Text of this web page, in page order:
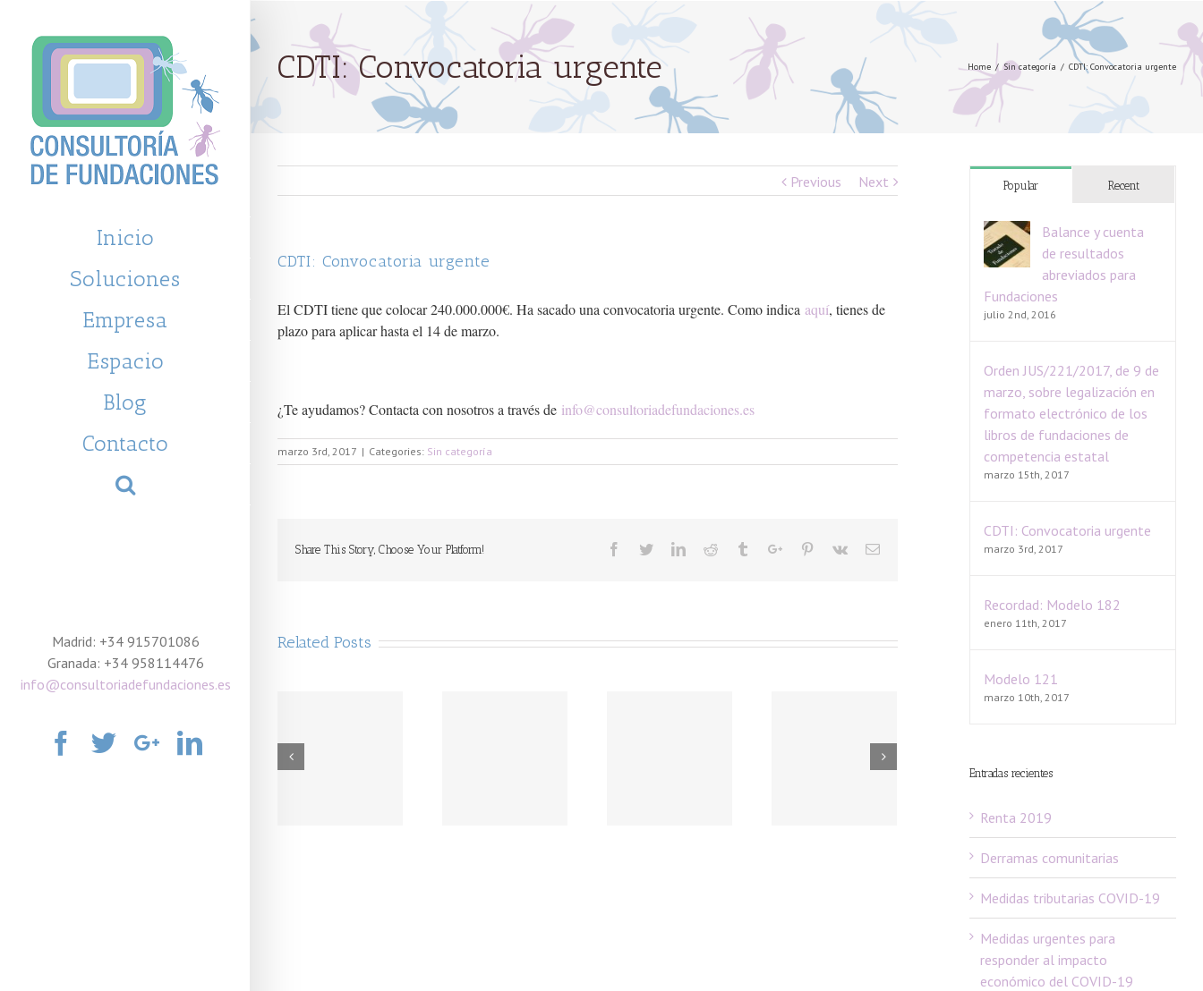
Inicio
Soluciones
Empresa
Espacio
Blog
Contacto
Madrid: +34 915701086
Granada: +34 958114476
info@consultoriadefundaciones.es
Facebook
TwitterGoogle+Linkedin
CDTI: Convocatoria urgente Home / Sin categoría / CDTI: Convocatoria urgente
Previous Next
CDTI: Convocatoria urgente
El CDTI tiene que colocar 240.000.000€. Ha sacado una convocatoria urgente. Como indica aquí, tienes de
plazo para aplicar hasta el 14 de marzo.
¿Te ayudamos? Contacta con nosotros a través de info@consultoriadefundaciones.es
marzo 3rd, 2017 | Categories: Sin categoría
Share This Story, Choose Your Platform! Facebook
TwitterLinkedinReddit TumblrGoogle+Pinterest
Vk Email
Related Posts
Popular Recent
Balance y cuenta
de resultados
abreviados para
Fundaciones
julio 2nd, 2016
Orden JUS/221/2017, de 9 de
marzo, sobre legalización en
formato electrónico de los
libros de fundaciones de
competencia estatal
marzo 15th, 2017
CDTI: Convocatoria urgente
marzo 3rd, 2017
Recordad: Modelo 182
enero 11th, 2017
Modelo 121
marzo 10th, 2017
Entradas recientes
Renta 2019
Derramas comunitarias
Medidas tributarias COVID-19
Medidas urgentes para
responder al impacto
económico del COVID-19